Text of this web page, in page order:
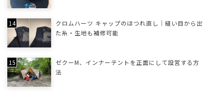
クロムハーツ キャップのほつれ直し｜縫い目から出
た糸・生地も補修可能
ゼクーM、インナーテントを正面にして設営する方
法